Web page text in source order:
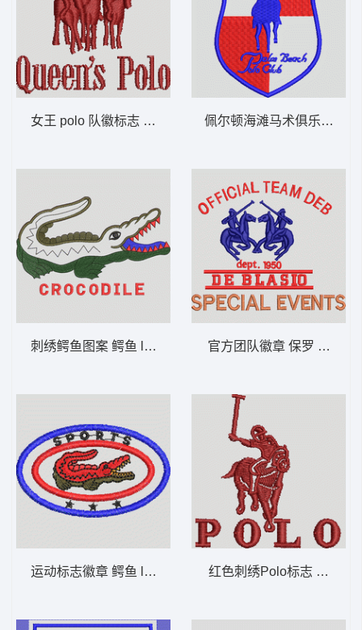
女王 polo 队徽标志 保罗 骑马 polo 男
刺绣鳄鱼图案 鳄鱼 lacoste 男
运动标志徽章 鳄鱼 lacoste 男
佩尔顿海滩马术俱乐部徽
官方团队徽章 保罗 骑马
红色刺绣Polo标志 保罗 骑